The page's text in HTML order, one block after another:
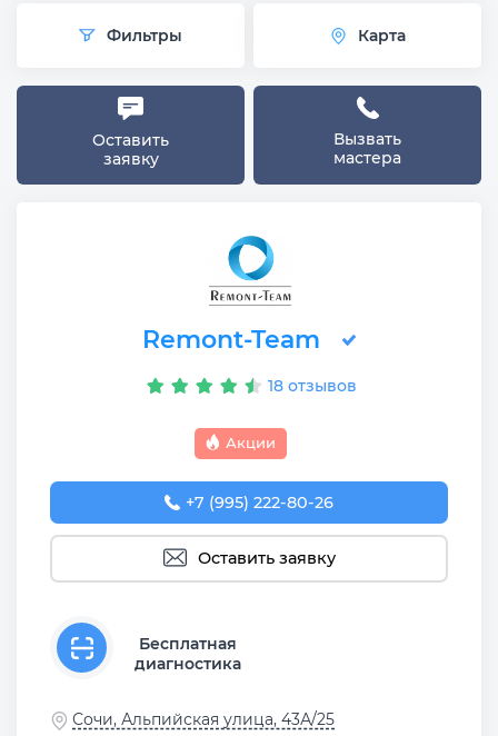
Фильтры Карта
Оставить
заявку
Вызвать
мастера
Remont-Team
18 отзывов
Акции
+7 (995) 222-80-26
Оставить заявку
Бесплатная
диагностика
Сочи, Альпийская улица, 43А/25